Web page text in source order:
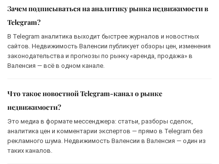
Зачем подписываться на аналитику рынка недвижимости в
Telegram?
В Telegram аналитика выходит быстрее журналов и новостных
сайтов. Недвижимость Валенсии публикует обзоры цен, изменения
законодательства и прогнозы по рынку «аренда, продажа» в
Валенсия — всё в одном канале.
Что такое новостной Telegram-канал о рынке
недвижимости?
Это медиа в формате мессенджера: статьи, разборы сделок,
аналитика цен и комментарии экспертов — прямо в Telegram без
рекламного шума. Недвижимость Валенсии в Валенсия — один из
таких каналов.